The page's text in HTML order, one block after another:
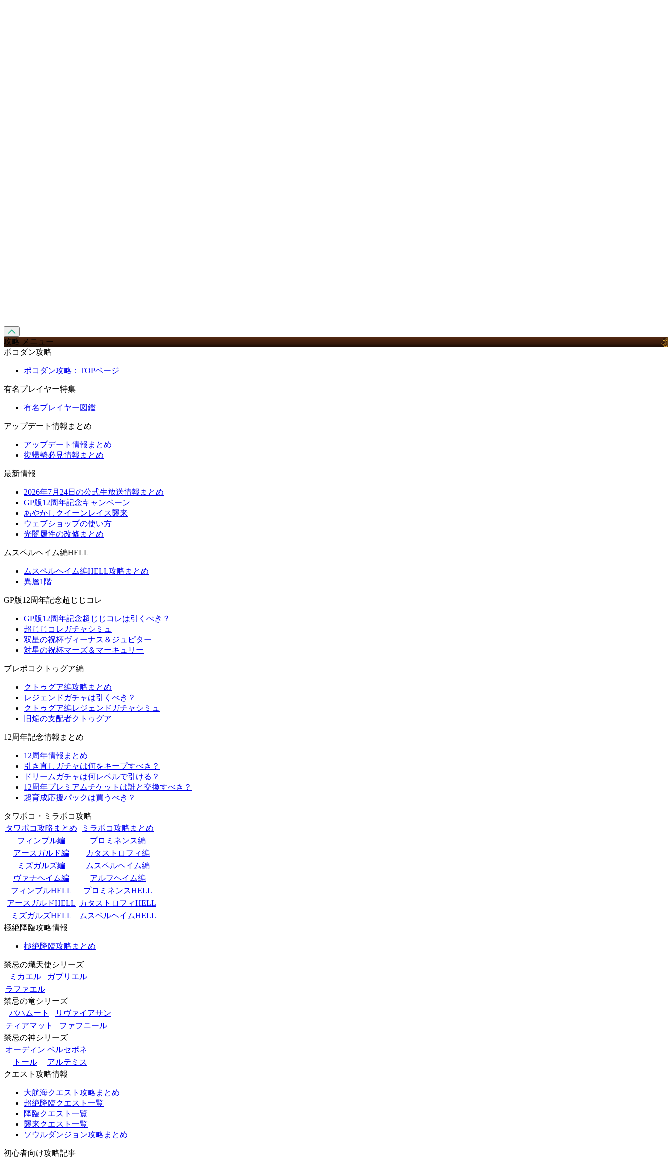
攻略 メニュー
ポコダン攻略
ポコダン攻略：TOPページ
有名プレイヤー特集
有名プレイヤー図鑑
アップデート情報まとめ
アップデート情報まとめ
復帰勢必見情報まとめ
最新情報
2026年7月24日の公式生放送情報まとめ
GP版12周年記念キャンペーン
あやかしクイーンレイス襲来
ウェブショップの使い方
光闇属性の改修まとめ
ムスペルヘイム編HELL
ムスペルヘイム編HELL攻略まとめ
異層1階
GP版12周年記念超じじコレ
GP版12周年記念超じじコレは引くべき？
超じじコレガチャシミュ
双星の祝杯ヴィーナス＆ジュピター
対星の祝杯マーズ＆マーキュリー
ブレポコクトゥグア編
クトゥグア編攻略まとめ
レジェンドガチャは引くべき？
クトゥグア編レジェンドガチャシミュ
旧焔の支配者クトゥグア
12周年記念情報まとめ
12周年情報まとめ
引き直しガチャは何をキープすべき？
ドリームガチャは何レベルで引ける？
12周年プレミアムチケットは誰と交換すべき？
超育成応援パックは買うべき？
タワポコ・ミラポコ攻略
タワポコ攻略まとめ
ミラポコ攻略まとめ
フィンブル編
プロミネンス編
アースガルド編
カタストロフィ編
ミズガルズ編
ムスペルヘイム編
ヴァナヘイム編
アルフヘイム編
フィンブルHELL
プロミネンスHELL
アースガルドHELL カタストロフィHELL
ミズガルズHELL
ムスペルヘイムHELL
極絶降臨攻略情報
極絶降臨攻略まとめ
禁忌の熾天使シリーズ
ミカエル
ガブリエル
ラファエル
禁忌の竜シリーズ
バハムート
リヴァイアサン
ティアマット
ファフニール
禁忌の神シリーズ
オーディン ペルセポネ
トール
アルテミス
クエスト攻略情報
大航海クエスト攻略まとめ
超絶降臨クエスト一覧
降臨クエスト一覧
襲来クエスト一覧
ソウルダンジョン攻略まとめ
初心者向け攻略記事